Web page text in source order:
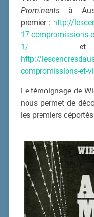
Prominentsà
premier : http://
17-compromissions-
1/ et le
http://
compromissions-et-
Le témoignage de
nous permet de
les premiers